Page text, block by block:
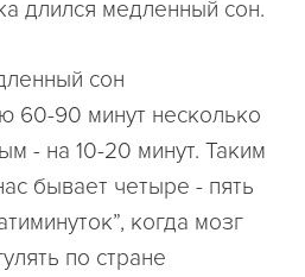
длился медленный сон.
сон
60-90 минут несколько
- на 10-20 минут. Таким
бывает четыре - пять
когда мозг
по стране